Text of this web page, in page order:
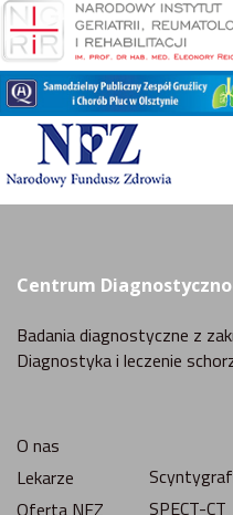
Centrum
Badania diagnostyczne z
Diagnostyka i leczenie
O nas
Lekarze
Oferta NFZ
SPECT-CT